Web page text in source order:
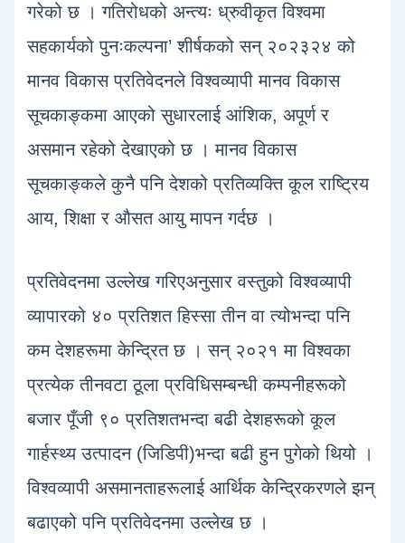
गरेको छ । गतिरोधको अन्त्यः ध्रुवीकृत विश्वमा
सहकार्यको पुनःकल्पना’ शीर्षकको सन् २०२३२४ को
मानव विकास प्रतिवेदनले विश्वव्यापी मानव विकास
सूचकाङ्कमा आएको सुधारलाई आंशिक, अपूर्ण र
असमान रहेको देखाएको छ । मानव विकास
सूचकाङ्कले कुनै पनि देशको प्रतिव्यक्ति कूल राष्ट्रिय
आय, शिक्षा र औसत आयु मापन गर्दछ ।
प्रतिवेदनमा उल्लेख गरिएअनुसार वस्तुको विश्वव्यापी
व्यापारको ४० प्रतिशत हिस्सा तीन वा त्योभन्दा पनि
कम देशहरूमा केन्द्रित छ । सन् २०२१ मा विश्वका
प्रत्येक तीनवटा ठूला प्रविधिसम्बन्धी कम्पनीहरूको
बजार पूँजी ९० प्रतिशतभन्दा बढी देशहरूको कूल
गार्हस्थ्य उत्पादन (जिडिपी)भन्दा बढी हुन पुगेको थियो ।
विश्वव्यापी असमानताहरूलाई आर्थिक केन्द्रिकरणले झन्
बढाएको पनि प्रतिवेदनमा उल्लेख छ ।